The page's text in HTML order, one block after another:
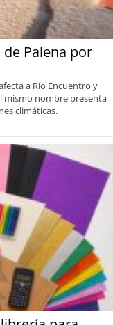
Palena por
a Río Encuentro y
mismo nombre presenta
climáticas.